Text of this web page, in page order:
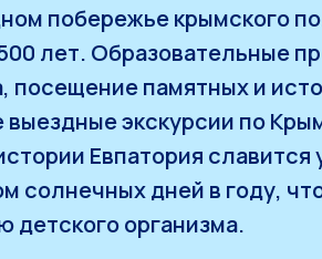
побережье крымского
лет. Образовательные
памятных и
экскурсии по
Евпатория
дней в году,
детского организма.